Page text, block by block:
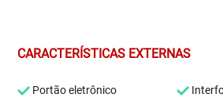
CARACTERÍSTICAS EXTERNAS
Portão eletrônico